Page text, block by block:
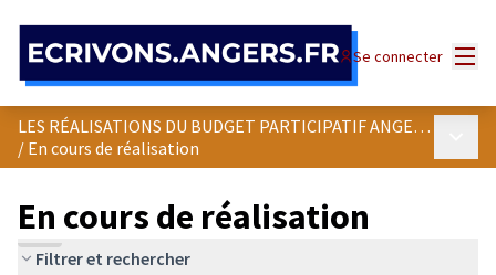
Se connecter
LES RÉALISATIONS DU BUDGET PARTICIPATIF ANGEVIN
/ En cours de réalisation
En cours de réalisation
Filtrer et rechercher